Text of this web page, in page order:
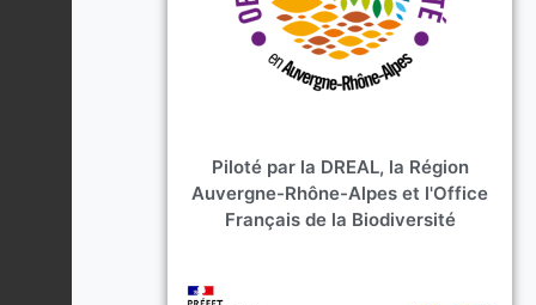
Piloté par la DREAL, la Région
Auvergne-Rhône-Alpes et l'Office
Français de la Biodiversité